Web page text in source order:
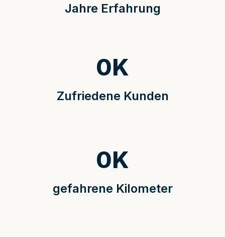
Jahre Erfahrung
Zufriedene Kunden
0K
gefahrene Kilometer
0K